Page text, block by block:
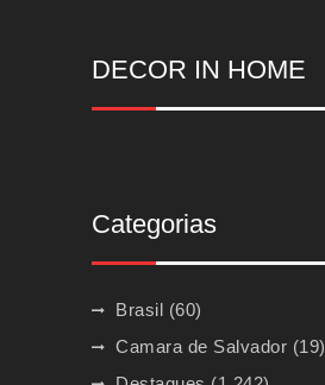
DECOR IN HOME
Categorias
Brasil (60)
Camara de Salvador (19)